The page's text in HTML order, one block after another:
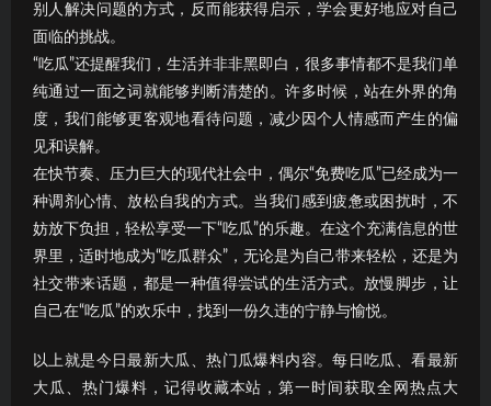
别人解决问题的方式，反而能获得启示，学会更好地应对自己
面临的挑战。
“吃瓜”还提醒我们，生活并非非黑即白，很多事情都不是我们单
纯通过一面之词就能够判断清楚的。许多时候，站在外界的角
度，我们能够更客观地看待问题，减少因个人情感而产生的偏
见和误解。
在快节奏、压力巨大的现代社会中，偶尔“免费吃瓜”已经成为一
种调剂心情、放松自我的方式。当我们感到疲惫或困扰时，不
妨放下负担，轻松享受一下“吃瓜”的乐趣。在这个充满信息的世
界里，适时地成为“吃瓜群众”，无论是为自己带来轻松，还是为
社交带来话题，都是一种值得尝试的生活方式。放慢脚步，让
自己在“吃瓜”的欢乐中，找到一份久违的宁静与愉悦。
以上就是今日最新大瓜、热门瓜爆料内容。每日吃瓜、看最新
大瓜、热门爆料，记得收藏本站，第一时间获取全网热点大